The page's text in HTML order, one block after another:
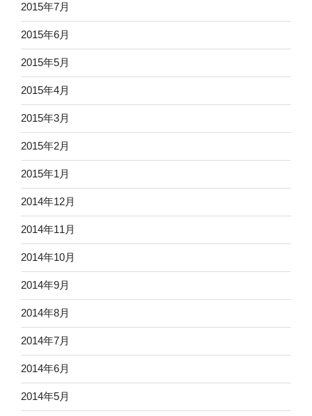
2015年7月
2015年6月
2015年5月
2015年4月
2015年3月
2015年2月
2015年1月
2014年12月
2014年11月
2014年10月
2014年9月
2014年8月
2014年7月
2014年6月
2014年5月